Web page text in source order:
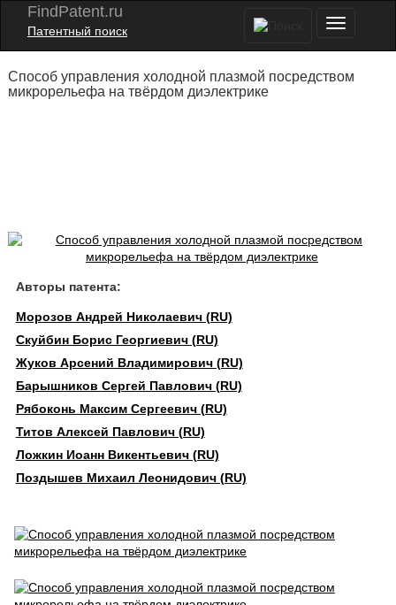
FindPatent.ru
Патентный поиск
Способ управления холодной плазмой посредством
микрорельефа на твёрдом диэлектрике
Авторы патента:
Морозов Андрей Николаевич (RU)
Скуйбин Борис Георгиевич (RU)
Жуков Арсений Владимирович (RU)
Барышников Сергей Павлович (RU)
Рябоконь Максим Сергеевич (RU)
Титов Алексей Павлович (RU)
Ложкин Иоанн Викентьевич (RU)
Поздышев Михаил Леонидович (RU)